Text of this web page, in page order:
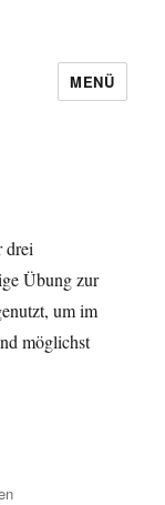
MENÜ
drei
Übung zur
um im
möglichst